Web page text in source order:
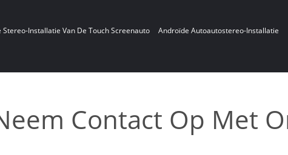
Stereo-Installatie Van De Touch Screenauto Androïde Autoautostereo-Installatie
Contact Op Met